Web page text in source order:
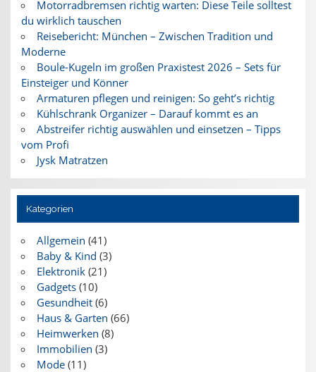
Motorradbremsen richtig warten: Diese Teile solltest
du wirklich tauschen
Reisebericht: München – Zwischen Tradition und
Moderne
Boule-Kugeln im großen Praxistest 2026 – Sets für
Einsteiger und Könner
Armaturen pflegen und reinigen: So geht’s richtig
Kühlschrank Organizer – Darauf kommt es an
Abstreifer richtig auswählen und einsetzen – Tipps
vom Profi
Jysk Matratzen
Kategorien
Allgemein (41)
Baby & Kind (3)
Elektronik(21)
Gadgets(10)
Gesundheit(6)
Haus & Garten (66)
Heimwerken (8)
Immobilien (3)
Mode(11)